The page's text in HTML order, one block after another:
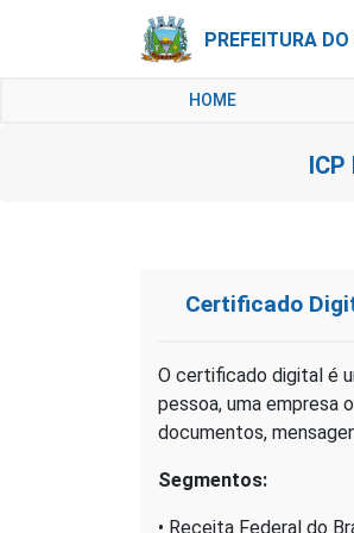
PREFEITURA
HOME
Certificado
O certificado digital é
pessoa, uma empresa
documentos,
Segmentos:
• Receita Federal do